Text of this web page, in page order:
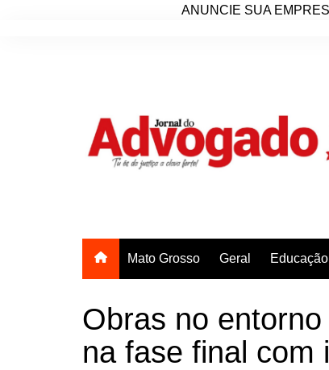
ANUNCIE SUA
Mato Grosso Geral Educação
Obras no
na fase final com